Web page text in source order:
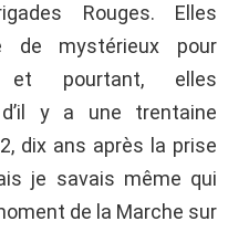
Rouges. Elles
de mystérieux pour
et pourtant, elles
y a une trentaine
dix ans après la prise
je savais même qui
de la Marche sur